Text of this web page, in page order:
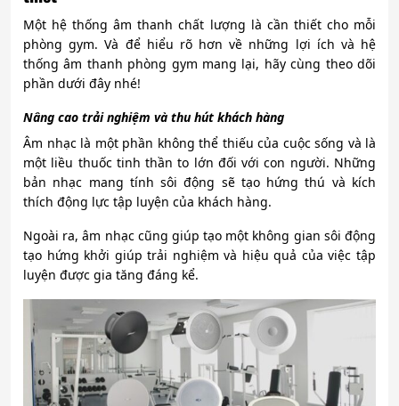
Một hệ thống âm thanh chất lượng là cần thiết cho mỗi
phòng gym. Và để hiểu rõ hơn về những lợi ích và hệ
thống âm thanh phòng gym mang lại, hãy cùng theo dõi
phần dưới đây nhé!
Nâng cao trải nghiệm và thu hút khách hàng
Âm nhạc là một phần không thể thiếu của cuộc sống và là
một liều thuốc tinh thần to lớn đối với con người. Những
bản nhạc mang tính sôi động sẽ tạo hứng thú và kích
thích động lực tập luyện của khách hàng.
Ngoài ra, âm nhạc cũng giúp tạo một không gian sôi động
tạo hứng khởi giúp trải nghiệm và hiệu quả của việc tập
luyện được gia tăng đáng kể.